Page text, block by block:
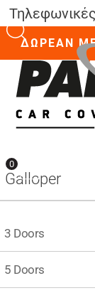
ΔΩΡΕΑΝ
0
Galloper
3 Doors
5 Doors